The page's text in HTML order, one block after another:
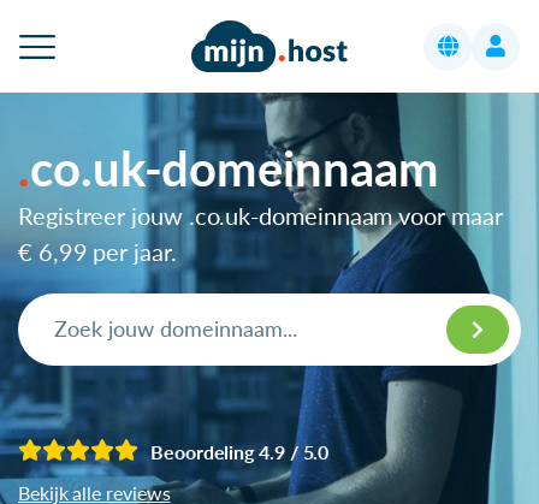
co.uk-domeinnaam
Registreer jouw .co.uk-domeinnaam voor maar
€ 6,99 per jaar.
Beoordeling 4.9 / 5.0
Bekijk alle reviews